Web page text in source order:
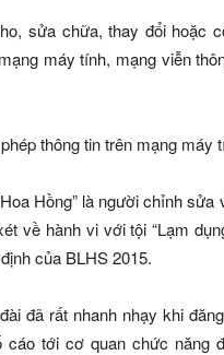
sửa chữa, thay đổi hoặc
máy tính, mạng viễn
thông tin trên mạng máy
Hồng” là người chỉnh
về hành vi với tội “Lạm
của BLHS 2015.
đã rất nhanh nhạy khi
tới cơ quan chức năng